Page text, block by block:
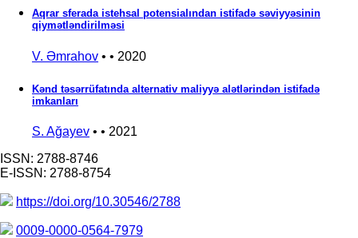
Aqrar sferada istehsal potensialından istifadə səviyyəsinin
qiymətləndirilməsi
V. Əmrahov • • 2020
Kənd təsərrüfatında alternativ maliyyə alətlərindən istifadə
imkanları
S. Ağayev • • 2021
ISSN: 2788-8746
E-ISSN: 2788-8754
https://doi.org/10.30546/2788
0009-0000-0564-7979